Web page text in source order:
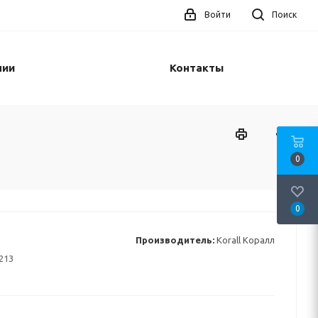
Поиск
Войти
Контакты
Производитель: Korall Коралл
0
0